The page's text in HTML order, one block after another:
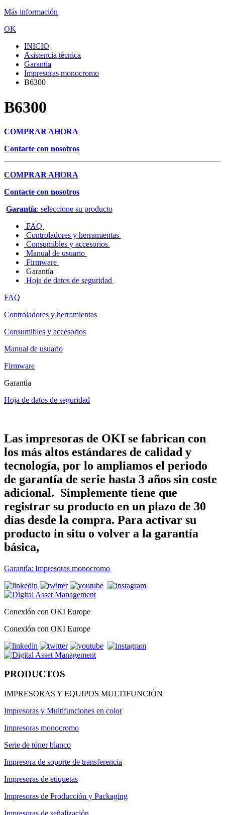
Más información
OK
INICIO
Asistencia técnica
Garantía
Impresoras monocromo
B6300
B6300
COMPRAR AHORA
Contacte con nosotros
COMPRAR AHORA
Contacte con nosotros
Garantía: seleccione su producto
FAQ
Controladores y herramientas
Consumibles y accesorios
Manual de usuario
Firmware
Garantía
Hoja de datos de seguridad
FAQ
Controladores y herramientas
Consumibles y accesorios
Manual de usuario
Firmware
Garantía
Hoja de datos de seguridad
Las impresoras de OKI se fabrican con
los más altos estándares de calidad y
tecnología, por lo ampliamos el periodo
de garantía de serie hasta 3 años sin coste
adicional. Simplemente tiene que
registrar su producto en un plazo de 30
días desde la compra. Para activar su
producto in situ o volver a la garantía
básica,
Garantía: Impresoras monocromo
Conexión con OKI Europe
Conexión con OKI Europe
PRODUCTOS
IMPRESORAS Y EQUIPOS MULTIFUNCIÓN
Impresoras y Multifunciones en color
Impresoras monocromo
Serie de tóner blanco
Impresora de soporte de transferencia
Impresoras de etiquetas
Impresoras de Producción y Packaging